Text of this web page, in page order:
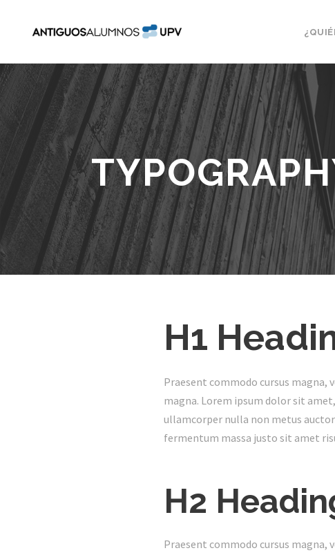
H1
Praesent commodo cursus magna,
magna. Lorem ipsum dolor sit
ullamcorper nulla non metus
fermentum massa justo sit amet
H2
Praesent commodo cursus magna,